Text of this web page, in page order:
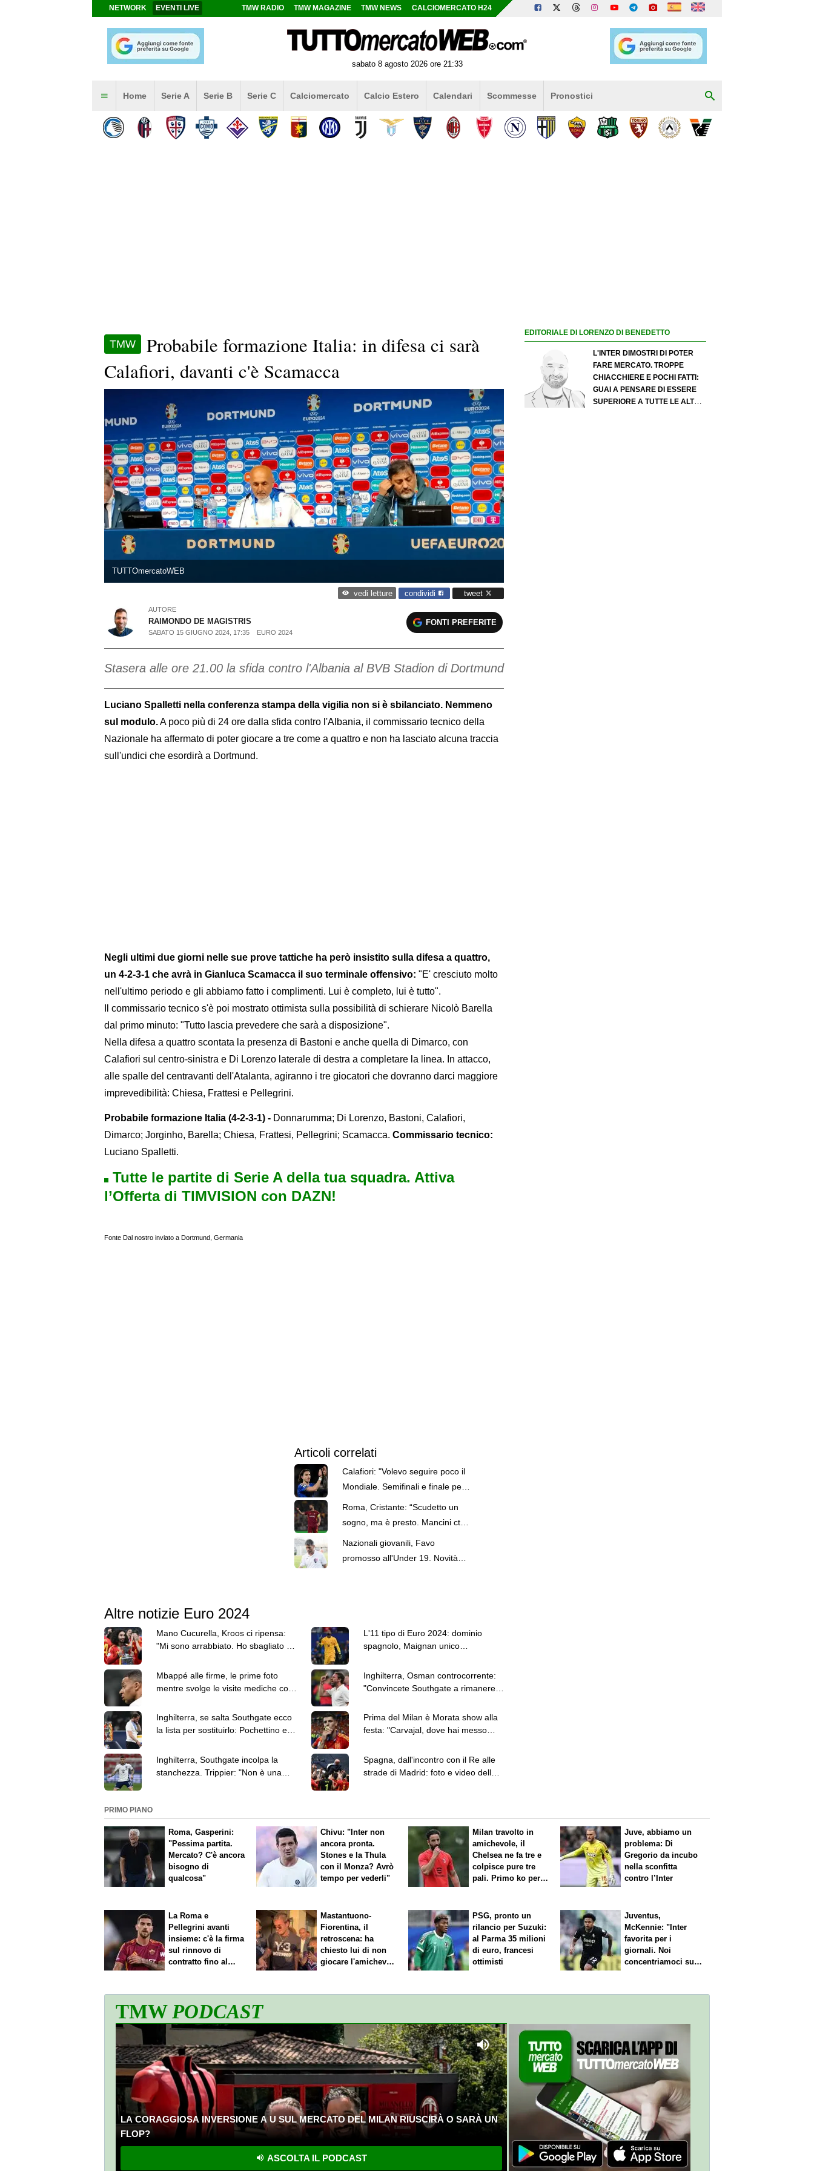
NETWORK EVENTI LIVE TMW RADIO TMW MAGAZINE TMW NEWS CALCIOMERCATO H24
sabato 8 agosto 2026 ore 21:33
Home Serie A Serie B Serie C Calciomercato Calcio Estero Calendari Scommesse Pronostici
TMW
Probabile formazione Italia: in difesa ci sarà
Calafiori, davanti c'è Scamacca
TUTTOmercatoWEB
vedi letture condividi tweet
AUTORE
RAIMONDO DE MAGISTRIS
SABATO 15 GIUGNO 2024, 17:35 EURO 2024
FONTI PREFERITE
Stasera alle ore 21.00 la sfida contro l'Albania al BVB Stadion di Dortmund
Luciano Spalletti nella conferenza stampa della vigilia non si è sbilanciato. Nemmeno
sul modulo.A poco più di 24 ore dalla sfida contro l'Albania, il commissario tecnico della
Nazionale ha affermato di poter giocare a tre come a quattro e non ha lasciato alcuna traccia
sull'undici che esordirà a Dortmund.
Negli ultimi due giorni nelle sue prove tattiche ha però insistito sulla difesa a quattro,
un 4-2-3-1 che avrà in Gianluca Scamacca il suo terminale offensivo: "E' cresciuto molto
nell'ultimo periodo e gli abbiamo fatto i complimenti. Lui è completo, lui è tutto".
Il commissario tecnico s'è poi mostrato ottimista sulla possibilità di schierare Nicolò Barella
dal primo minuto: "Tutto lascia prevedere che sarà a disposizione".
Nella difesa a quattro scontata la presenza di Bastoni e anche quella di Dimarco, con
Calafiori sul centro-sinistra e Di Lorenzo laterale di destra a completare la linea. In attacco,
alle spalle del centravanti dell'Atalanta, agiranno i tre giocatori che dovranno darci maggiore
imprevedibilità: Chiesa, Frattesi e Pellegrini.
Probabile formazione Italia (4-2-3-1) - Donnarumma; Di Lorenzo, Bastoni, Calafiori,
Dimarco; Jorginho, Barella; Chiesa, Frattesi, Pellegrini; Scamacca. Commissario tecnico:
Luciano Spalletti.
Tutte le partite di Serie A della tua squadra. Attiva
l’Offerta di TIMVISION con DAZN!
Fonte Dal nostro inviato a Dortmund, Germania
Articoli correlati
Calafiori: "Volevo seguire poco il
Mondiale. Semifinali e finale però
non potevo perdermele"
Roma, Cristante: “Scudetto un
sogno, ma è presto. Mancini ct?
Nazionali giovanili, Favo
promosso all'Under 19. Novità
Altre notizie Euro 2024
Mano Cucurella, Kroos ci ripensa:
"Mi sono arrabbiato. Ho sbagliato a
L'11 tipo di Euro 2024: dominio
spagnolo, Maignan unico
Mbappé alle firme, le prime foto
mentre svolge le visite mediche con
Inghilterra, Osman controcorrente:
"Convincete Southgate a rimanere:
Inghilterra, se salta Southgate ecco
la lista per sostituirlo: Pochettino ed
Prima del Milan è Morata show alla
festa: "Carvajal, dove hai messo
Inghilterra, Southgate incolpa la
stanchezza. Trippier: "Non è una
Spagna, dall'incontro con il Re alle
strade di Madrid: foto e video della
EDITORIALE DI LORENZO DI BENEDETTO
L'INTER DIMOSTRI DI POTER
FARE MERCATO. TROPPE
CHIACCHIERE E POCHI FATTI:
GUAI A PENSARE DI ESSERE
SUPERIORE A TUTTE LE ALTRE
PRIMO PIANO
Roma, Gasperini:
"Pessima partita.
Mercato? C'è ancora
bisogno di
qualcosa"
Chivu: "Inter non
ancora pronta.
Stones e la Thula
con il Monza? Avrò
tempo per vederli"
Milan travolto in
amichevole, il
Chelsea ne fa tre e
colpisce pure tre
pali. Primo ko per
Juve, abbiamo un
problema: Di
Gregorio da incubo
nella sconfitta
contro l’Inter
La Roma e
Pellegrini avanti
insieme: c'è la firma
sul rinnovo di
contratto fino al
Mastantuono-
Fiorentina, il
retroscena: ha
chiesto lui di non
giocare l'amichevole
PSG, pronto un
rilancio per Suzuki:
al Parma 35 milioni
di euro, francesi
ottimisti
Juventus,
McKennie: "Inter
favorita per i
giornali. Noi
concentriamoci sul
TMWPODCAST
LA CORAGGIOSA INVERSIONE A U SUL MERCATO DEL MILAN RIUSCIRÀ O SARÀ UN
FLOP?
ASCOLTA IL PODCAST